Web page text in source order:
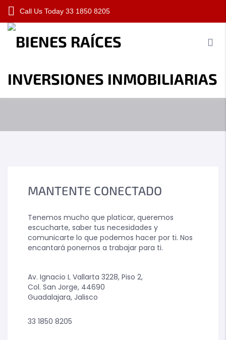
Call Us Today 33 1850 8205
brocares.com Contáctanos
MANTENTE CONECTADO
Tenemos mucho que platicar, queremos
escucharte, saber tus necesidades y
comunicarte lo que podemos hacer por ti. Nos
encantará ponernos a trabajar para ti.
Av. Ignacio L Vallarta 3228, Piso 2,
Col. San Jorge, 44690
Guadalajara, Jalisco
33 1850 8205